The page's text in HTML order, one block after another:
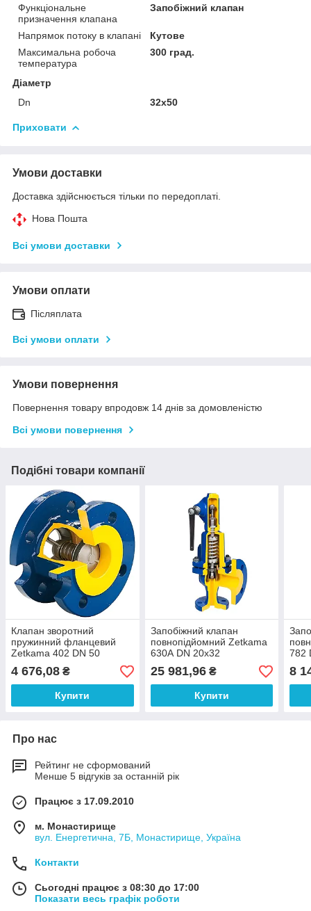
Функціональне
призначення клапана
Запобіжний клапан
Напрямок потоку в клапані
Кутове
Максимальна робоча
температура
300 град.
Діаметр
Dn
32x50
Приховати
Умови доставки
Доставка здійснюється тільки по передоплаті.
Нова Пошта
Всі умови доставки
Умови оплати
Післяплата
Всі умови оплати
Умови повернення
Повернення товару впродовж 14 днів за домовленістю
Всі умови повернення
Подібні товари компанії
Клапан зворотний
пружинний фланцевий
Zetkama 402 DN 50
4 676,08 ₴
Купити
Запобіжний клапан
повнопідйомний Zetkama
630А DN 20x32
25 981,96₴
Купити
782
8
Про нас
Рейтинг не сформований
Менше 5 відгуків за останній рік
Працює з 17.09.2010
м. Монастирище
вул. Енергетична, 7Б, Монастирище, Україна
Контакти
Сьогодні працює з 08:30 до 17:00
Показати весь графік роботи